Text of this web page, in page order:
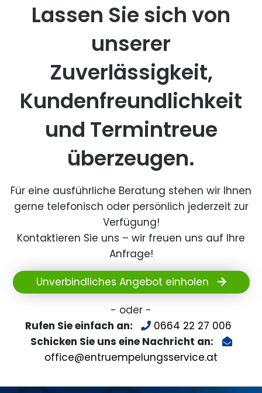
Lassen Sie sich von
unserer
Zuverlässigkeit,
Kundenfreundlichkeit
und Termintreue
überzeugen.
Für eine ausführliche Beratung stehen wir Ihnen
gerne telefonisch oder persönlich jederzeit zur
Verfügung!
Kontaktieren Sie uns – wir freuen uns auf Ihre
Anfrage!
Unverbindliches Angebot einholen
- oder -
Rufen Sie einfach an:
0664 22 27 006
Schicken Sie uns eine Nachricht an:
office@entruempelungsservice.at